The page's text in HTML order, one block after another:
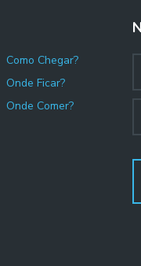
Como Chegar?
Onde Ficar?
Onde Comer?